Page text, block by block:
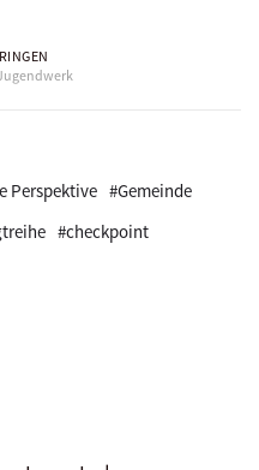
Perspektive #Gemeinde
#checkpoint